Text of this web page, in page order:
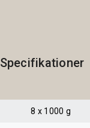
Specifikationer
8 x 1000 g